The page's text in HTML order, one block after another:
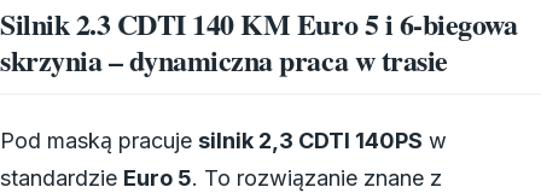
Silnik 2.3 CDTI 140 KM Euro 5 i 6-biegowa
skrzynia – dynamiczna praca w trasie
Pod maską pracuje silnik 2,3 CDTI 140PS w
standardzie Euro 5. To rozwiązanie znane z